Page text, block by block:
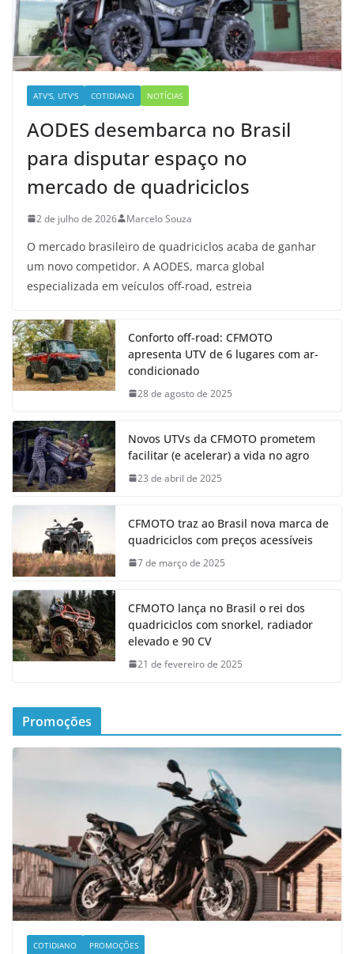
ATV'S, UTV'S COTIDIANO NOTÍCIAS
AODES desembarca no Brasil
para disputar espaço no
mercado de quadriciclos
2 de julho de 2026 Marcelo Souza
O mercado brasileiro de quadriciclos acaba de ganhar
um novo competidor. A AODES, marca global
especializada em veículos off-road, estreia
Conforto off-road: CFMOTO
apresenta UTV de 6 lugares com ar-
condicionado
28 de agosto de 2025
Novos UTVs da CFMOTO prometem
facilitar (e acelerar) a vida no agro
23 de abril de 2025
CFMOTO traz ao Brasil nova marca de
quadriciclos com preços acessíveis
7 de março de 2025
CFMOTO lança no Brasil o rei dos
quadriciclos com snorkel, radiador
elevado e 90 CV
21 de fevereiro de 2025
Promoções
COTIDIANO PROMOÇÕES